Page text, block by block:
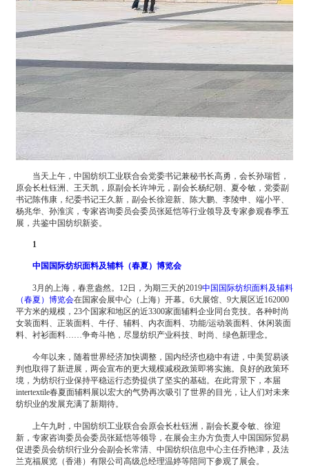
当天上午，中国纺织工业联合会党委书记兼秘书长高勇，会长孙瑞哲，
原会长杜钰洲、王天凯，原副会长许坤元，副会长杨纪朝、夏令敏，党委副
书记陈伟康，纪委书记王久新，副会长徐迎新、陈大鹏、李陵申、端小平、
杨兆华、孙淮滨，专家咨询委员会委员张延恺等行业领导及专家参观春季五
展，共鉴中国纺织新姿。
1
中国国际纺织面料及辅料（春夏）博览会
3月的上海，春意盎然。12日，为期三天的2019中国国际纺织面料及辅料
（春夏）博览会在国家会展中心（上海）开幕。6大展馆、9大展区近162000
平方米的规模，23个国家和地区的近3300家面辅料企业同台竞技。各种时尚
女装面料、正装面料、牛仔、辅料、内衣面料、功能/运动装面料、休闲装面
料、衬衫面料……争奇斗艳，尽显纺织产业科技、时尚、绿色新理念。
今年以来，随着世界经济加快调整，国内经济也稳中有进，中美贸易谈
判也取得了新进展，两会宣布的更大规模减税政策即将实施。良好的政策环
境，为纺织行业保持平稳运行态势提供了坚实的基础。在此背景下，本届
intertextile春夏面辅料展以宏大的气势再次吸引了世界的目光，让人们对未来
纺织业的发展充满了新期待。
上午九时，中国纺织工业联合会原会长杜钰洲，副会长夏令敏、徐迎
新，专家咨询委员会委员张延恺等领导，在展会主办方负责人中国国际贸易
促进委员会纺织行业分会副会长常清、中国纺织信息中心主任乔艳津，及法
兰克福展览（香港）有限公司高级总经理温婷等陪同下参观了展会。